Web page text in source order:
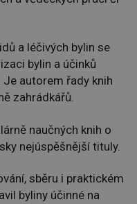
a léčivých bylin se
bylin a účinků
autorem řady knih
zahrádkářů.
naučných knih o
nejúspěšnější tituly.
sběru i praktickém
byliny účinné na